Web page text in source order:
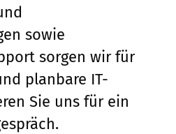
sowie
sorgen wir für
planbare IT-
Sie uns für ein